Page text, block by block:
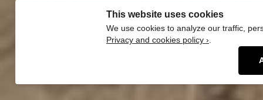
This website uses cookies
We use cookies to analyze our traffic,
Privacy and cookies policy ›.